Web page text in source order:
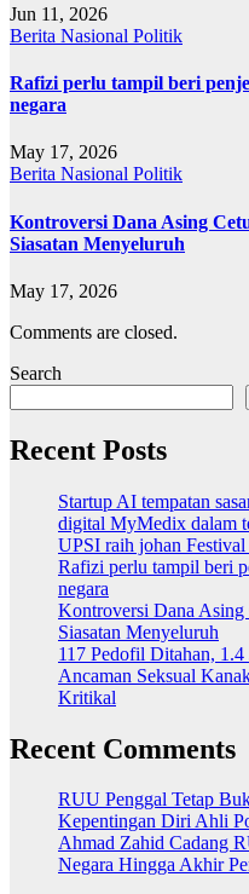
Jun 11, 2026
Berita Nasional Politik
Rafizi perlu tampil beri
negara
May 17, 2026
Berita Nasional Politik
Kontroversi Dana Asing
Siasatan Menyeluruh
May 17, 2026
Comments are closed.
Search
Recent Posts
Startup AI tempatan
digital MyMedix dalam
UPSI raih johan
Rafizi perlu tampil beri
negara
Kontroversi Dana
Siasatan Menyeluruh
117 Pedofil Ditahan,
Ancaman Seksual
Kritikal
Recent Comments
RUU Penggal Tetap
Kepentingan Diri Ahli
Ahmad Zahid Cadang
Negara Hingga Akhir